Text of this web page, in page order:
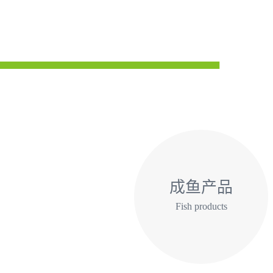
成鱼产品
Fish products